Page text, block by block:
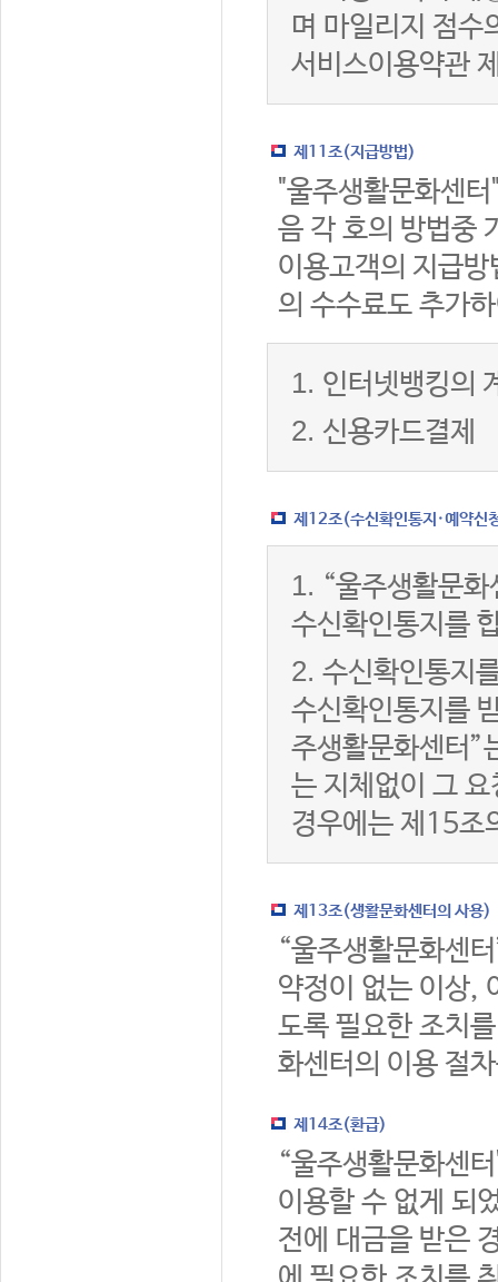
며 마일리지 점수
서비스이용약관
제11조(지급방법)
"울주생활문화센
음 각 호의 방법중
이용고객의 지급
의 수수료도 추가
1. 인터넷뱅킹의
2. 신용카드결제
제12조(수신확인통지·예약신
1. “울주생활문
수신확인통지를
2. 수신확인통지
수신확인통지를
주생활문화센터”
는 지체없이 그
경우에는 제15조
제13조(생활문화센터의 사용)
“울주생활문화센
약정이 없는 이상,
도록 필요한 조치
화센터의 이용 절
제14조(환급)
“울주생활문화센
이용할 수 없게 되
전에 대금을 받은